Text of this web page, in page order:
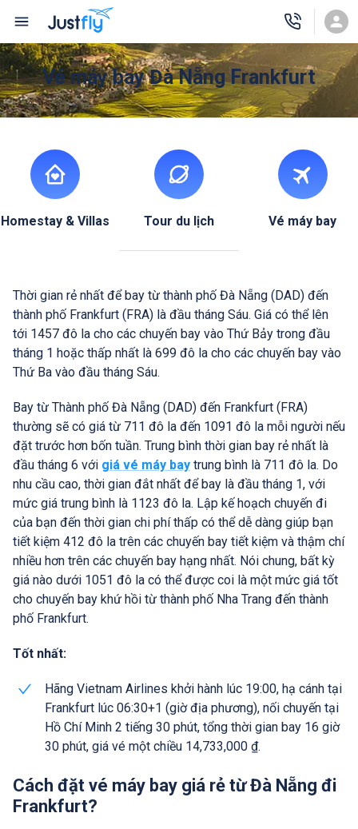
Vé máy bay Đà Nẵng Frankfurt
Homestay & Villas Tour du lịch Vé máy bay
Thời gian rẻ nhất để bay từ thành phố Đà Nẵng (DAD) đến
thành phố Frankfurt (FRA) là đầu tháng Sáu. Giá có thể lên
tới 1457 đô la cho các chuyến bay vào Thứ Bảy trong đầu
tháng 1 hoặc thấp nhất là 699 đô la cho các chuyến bay vào
Thứ Ba vào đầu tháng Sáu.
Bay từ Thành phố Đà Nẵng (DAD) đến Frankfurt (FRA)
thường sẽ có giá từ 711 đô la đến 1091 đô la mỗi người nếu
đặt trước hơn bốn tuần. Trung bình thời gian bay rẻ nhất là
đầu tháng 6 với giá vé máy bay trung bình là 711 đô la. Do
nhu cầu cao, thời gian đắt nhất để bay là đầu tháng 1, với
mức giá trung bình là 1123 đô la. Lập kế hoạch chuyến đi
của bạn đến thời gian chi phí thấp có thể dễ dàng giúp bạn
tiết kiệm 412 đô la trên các chuyến bay tiết kiệm và thậm chí
nhiều hơn trên các chuyến bay hạng nhất. Nói chung, bất kỳ
giá nào dưới 1051 đô la có thể được coi là một mức giá tốt
cho chuyến bay khứ hồi từ thành phố Nha Trang đến thành
phố Frankfurt.
Tốt nhất:
Hãng Vietnam Airlines khởi hành lúc 19:00, hạ cánh tại
Frankfurt lúc 06:30+1 (giờ địa phương), nối chuyến tại
Hồ Chí Minh 2 tiếng 30 phút, tổng thời gian bay 16 giờ
30 phút, giá vé một chiều 14,733,000 ₫.
Cách đặt vé máy bay giá rẻ từ Đà Nẵng đi
Frankfurt?